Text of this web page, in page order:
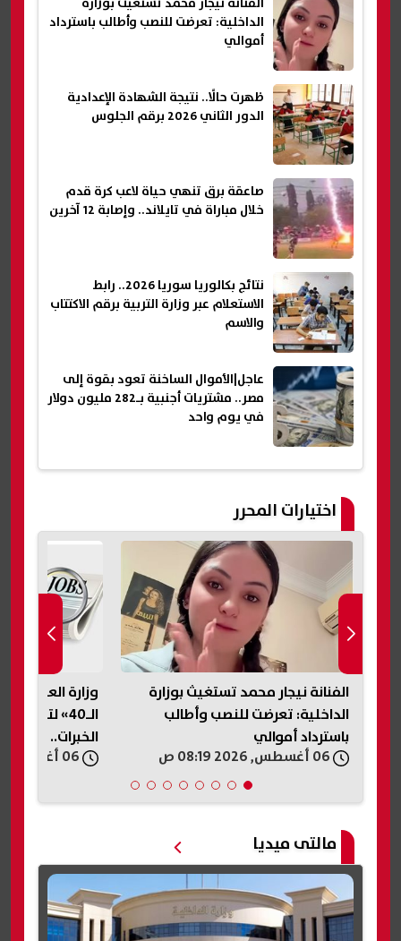
الفنانة نيجار محمد تستغيث بوزارة
الداخلية: تعرضت للنصب وأطالب باسترداد
أموالي
ظهرت حالًا.. نتيجة الشهادة الإعدادية
الدور الثاني 2026 برقم الجلوس
صاعقة برق تنهي حياة لاعب كرة قدم
خلال مباراة في تايلاند.. وإصابة 12 آخرين
نتائج بكالوريا سوريا 2026.. رابط
الاستعلام عبر وزارة التربية برقم الاكتتاب
والاسم
عاجل|الأموال الساخنة تعود بقوة إلى
مصر.. مشتريات أجنبية بـ282 مليون دولار
في يوم واحد
اختيارات المحرر
وزارة العمل تطلق مبادرة «فوق
الـ40» لتوفير فرص عمل لأصحاب
الخبرات.. اعرف التفاصيل
06 أغسطس, 2026 07:42 ص
صاعقة برق
آخرين
06 أغسطس, 2026 06:59 ص
مالتى ميديا